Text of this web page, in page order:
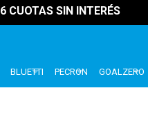
6 CUOTAS SIN INTERÉS
BLUETTI PECRON GOALZERO